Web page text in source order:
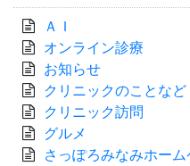
ＡＩ
オンライン診療
お知らせ
クリニックのことなど
クリニック訪問
グルメ
さっぽろみなみホー